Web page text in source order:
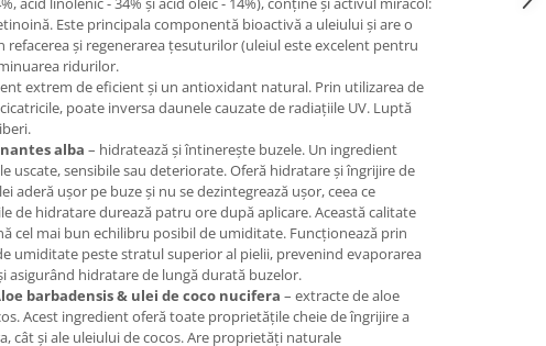
Este principala componentă bioactivă a uleiului și are o
refacerea și regenerarea țesuturilor (uleiul este excelent pentru
ridurilor.
extrem de eficient și un antioxidant natural. Prin utilizarea de
poate inversa daunele cauzate de radiațiile UV. Luptă
alba – hidratează și întinerește buzele. Un ingredient
uscate, sensibile sau deteriorate. Oferă hidratare și îngrijire de
aderă ușor pe buze și nu se dezintegrează ușor, ceea ce
de hidratare durează patru ore după aplicare. Această calitate
cel mai bun echilibru posibil de umiditate. Funcționează prin
umiditate peste stratul superior al pielii, prevenind evaporarea
asigurând hidratare de lungă durată buzelor.
barbadensis & ulei de coco nucifera – extracte de aloe
Acest ingredient oferă toate proprietățile cheie de îngrijire a
cât și ale uleiului de cocos. Are proprietăți naturale